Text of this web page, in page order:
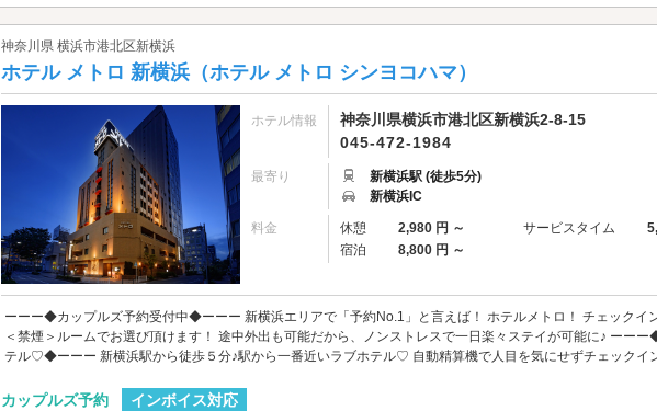
神奈川県 横浜市港北区新横浜
ホテル メトロ 新横浜（ホテル メトロ シンヨコハマ）
ホテル情報
神奈川県横浜市港北区新横浜2-8-15
045-472-1984
最寄り
新横浜駅 (徒歩5分)
新横浜IC
料金 休憩 2,980 円 ～ サービスタイム
宿泊
8,800 円 ～
ーーー◆カップルズ予約受付中◆ーーー 新横浜エリアで「予約No.1」と言えば！ ホテルメトロ！ チェックイ
＜禁煙＞ルームでお選び頂けます！ 途中外出も可能だから、ノンストレスで一日楽々ステイが可能に♪ ーー
テル♡◆ーーー 新横浜駅から徒歩５分♪駅から一番近いラブホテル♡ 自動精算機で人目を気にせずチェックイ
カップルズ予約
インボイス対応